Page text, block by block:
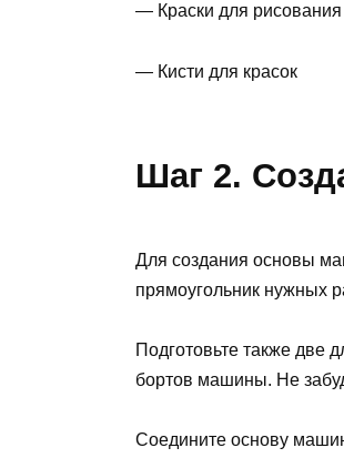
— Краски для рисования
— Кисти для красок
Шаг 2.
Для создания основы
прямоугольник нужных
Подготовьте также две
бортов машины. Не
Соедините основу